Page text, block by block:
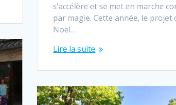
s’accélère et se met en marche
par magie. Cette année, le projet
Noël…
Lire la suite